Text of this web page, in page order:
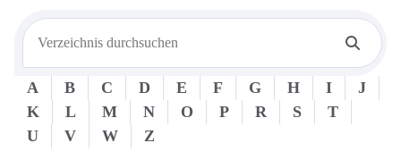
A B C D E F G H I
J
K
L M N O P R S
T
U
V W Z